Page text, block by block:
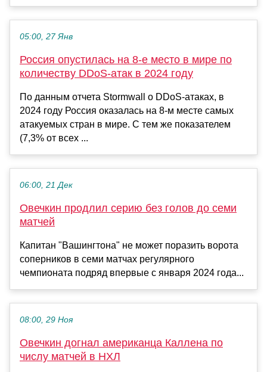
05:00, 27 Янв
Россия опустилась на 8-е место в мире по
количеству DDoS-атак в 2024 году
По данным отчета Stormwall о DDoS-атаках, в
2024 году Россия оказалась на 8-м месте самых
атакуемых стран в мире. С тем же показателем
(7,3% от всех ...
06:00, 21 Дек
Овечкин продлил серию без голов до семи
матчей
Капитан "Вашингтона" не может поразить ворота
соперников в семи матчах регулярного
чемпионата подряд впервые с января 2024 года...
08:00, 29 Ноя
Овечкин догнал американца Каллена по
числу матчей в НХЛ